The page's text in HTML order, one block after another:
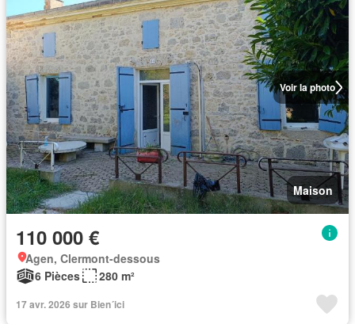
Voir la photo
Maison
110 000 €
Agen, Clermont-dessous
6 Pièces
280 m²
17 avr. 2026 sur Bien´ici